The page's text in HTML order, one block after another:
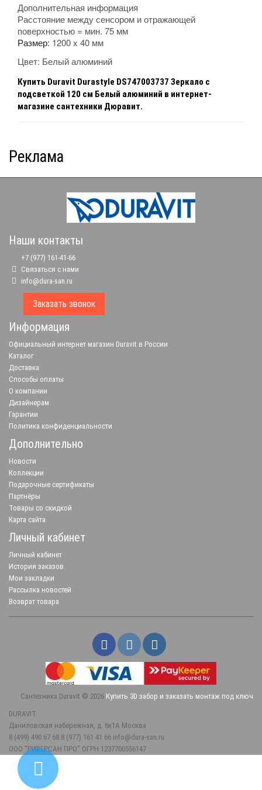
Дополнительная информация
Расстояние между сенсором и отражающей
поверхностью = мин. 75 мм
Размер: 1200 x 40 мм
Цвет: Белыйалюминий
Купить Duravit Durastyle DS747003737 Зеркало с
подсветкой 120 см Белый алюминий в интернет-
магазине сантехники Дюравит.
Реклама
Наши контакты
+7 (977) 161-41-66
Связаться с нами
info@dura-san.ru
Заказать звонок
Информация
Официальный интернет магазин Duravit в России
Каталог
Доставка
Способы оплаты
О компании
Дизайнерам
Гарантии
Политика конфиденциальности
Дополнительно
Новости
Коллекции
Подарочные сертификаты
Партнёры
Товары со скидкой
Карта сайта
Личный кабинет
Личный кабинет
История заказов
Мои закладки
Рассылка новостей
Возврат товара
Сантехника Duravit © 2026 Купить 3D забор и заказать монтаж под ключ
DURAVIT
Даниловская набережная, д. 6к1А Москва
8 (499) 490 67 68 8 (977) 161 41 66 info@dura-san.ru
ООО "РИВЕРСАН ПРО" ОГРН 1237700556147